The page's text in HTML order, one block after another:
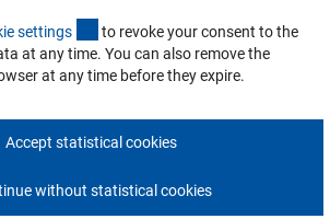
конфиденциальности
settings (externer Link)
to revoke your consent to the
at any time. You can also remove the
at any time before they expire.
Accept statistical cookies
without statistical cookies